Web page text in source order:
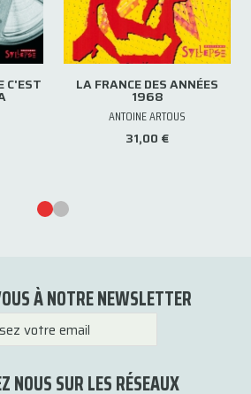
C'EST LA FRANCE DES ANNÉES
1968
ANTOINE ARTOUS
31,00 €
À NOTRE NEWSLETTER
NOUS SUR LES RÉSEAUX